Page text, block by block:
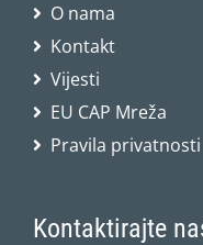
O nama
Kontakt
Vijesti
EU CAP Mreža
Pravila privatnosti
Kontaktirajte